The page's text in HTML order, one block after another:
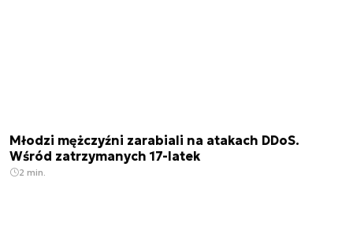
Młodzi mężczyźni zarabiali na atakach DDoS.
Wśród zatrzymanych 17-latek
2 min.